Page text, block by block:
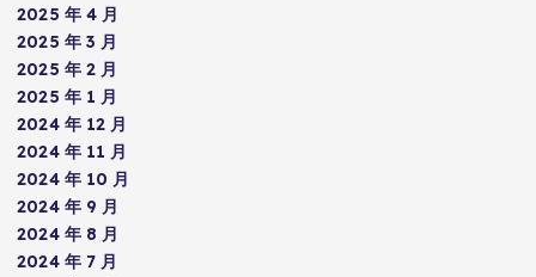
2025 年 4 月
2025 年 3 月
2025 年 2 月
2025 年 1 月
2024 年 12 月
2024 年 11 月
2024 年 10 月
2024 年 9 月
2024 年 8 月
2024 年 7 月